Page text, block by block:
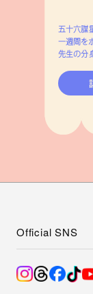
五十六謀
一週間を
先生の分
Official SNS